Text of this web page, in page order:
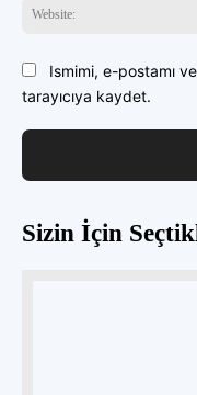
Ismimi, e-postamı
tarayıcıya kaydet.
Sizin İçin